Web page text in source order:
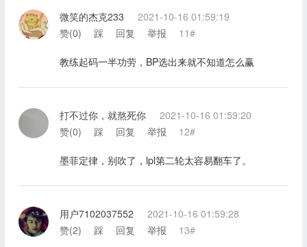
微笑的杰克233
2021-10-16 01:59:19
赞(0) 踩 回复 举报 11#
教练起码一半功劳，BP选出来就不知道怎么赢
打不过你，就熬死你
2021-10-16 01:59:20
赞(0) 踩 回复 举报 12#
墨菲定律，别吹了，lpl第二轮太容易翻车了。
用户7102037552
2021-10-16 01:59:28
赞(2) 踩 回复 举报 13#